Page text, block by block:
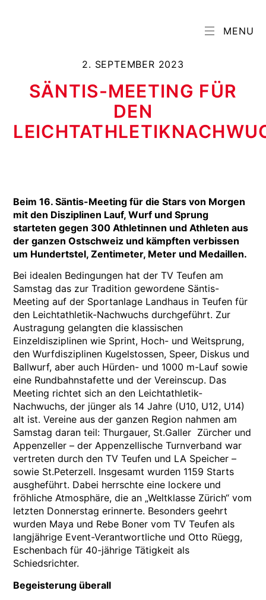
MENU
2. SEPTEMBER 2023
SÄNTIS-MEETING FÜR
DEN
Beim 16. Säntis-Meeting für die Stars von Morgen
mit den Disziplinen Lauf, Wurf und Sprung
starteten gegen 300 Athletinnen und Athleten aus
der ganzen Ostschweiz und kämpften verbissen
um Hundertstel, Zentimeter, Meter und Medaillen.
Bei idealen Bedingungen hat der TV Teufen am
Samstag das zur Tradition gewordene Säntis-
Meeting auf der Sportanlage Landhaus in Teufen für
den Leichtathletik-Nachwuchs durchgeführt. Zur
Austragung gelangten die klassischen
Einzeldisziplinen wie Sprint, Hoch- und Weitsprung,
den Wurfdisziplinen Kugelstossen, Speer, Diskus und
Ballwurf, aber auch Hürden- und 1000 m-Lauf sowie
eine Rundbahnstafette und der Vereinscup. Das
Meeting richtet sich an den Leichtathletik-
Nachwuchs, der jünger als 14 Jahre (U10, U12, U14)
alt ist. Vereine aus der ganzen Region nahmen am
Samstag daran teil: Thurgauer, St.Galler Zürcher und
Appenzeller – der Appenzellische Turnverband war
vertreten durch den TV Teufen und LA Speicher –
sowie St.Peterzell. Insgesamt wurden 1159 Starts
ausgheführt. Dabei herrschte eine lockere und
fröhliche Atmosphäre, die an „Weltklasse Zürich“ vom
letzten Donnerstag erinnerte. Besonders geehrt
wurden Maya und Rebe Boner vom TV Teufen als
langjährige Event-Verantwortliche und Otto Rüegg,
Eschenbach für 40-jährige Tätigkeit als
Schiedsrichter.
Begeisterung überall